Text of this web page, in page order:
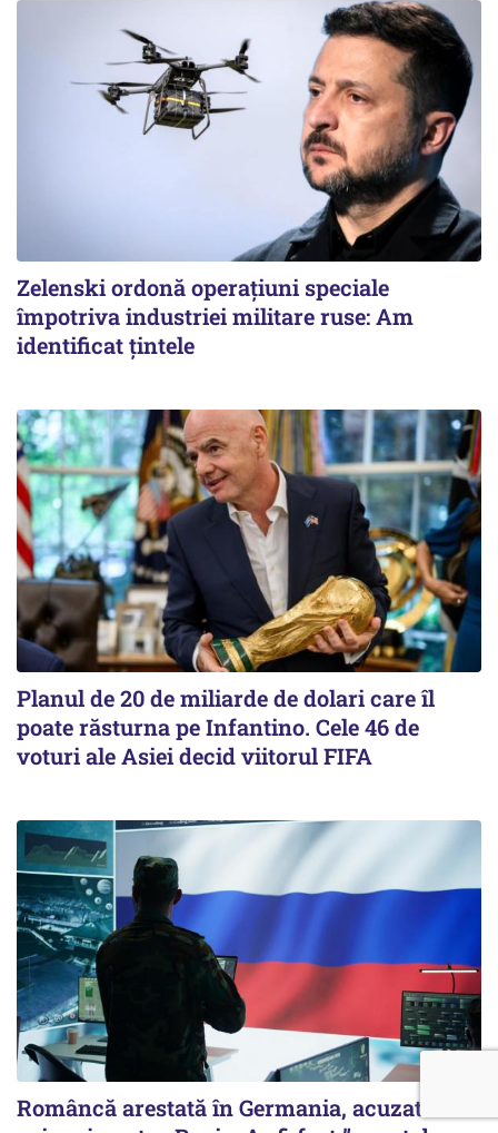
Zelenski ordonă operațiuni speciale
împotriva industriei militare ruse: Am
identificat țintele
Planul de 20 de miliarde de dolari care îl
poate răsturna pe Infantino. Cele 46 de
voturi ale Asiei decid viitorul FIFA
Româncă arestată în Germania, acuzată de